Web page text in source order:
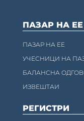
ПАЗАР НА ЕЕ
ПАЗАР НА ЕЕ
УЧЕСНИЦИ НА
БАЛАНСНА
ИЗВЕШТАИ
РЕГИСТРИ